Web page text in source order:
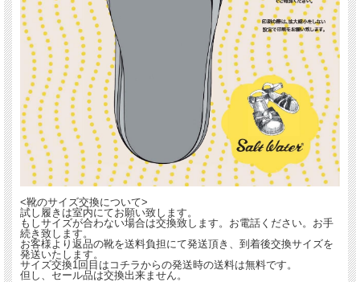
<靴のサイズ交換について>
試し履きは室内にてお願い致します。
もしサイズが合わない場合は交換致します。お電話ください。お手
続き致します。
お客様より返品の靴を送料負担にて発送頂き、到着後交換サイズを
発送いたします。
サイズ交換1回目はコチラからの発送時の送料は無料です。
但し、セール品は交換出来ません。